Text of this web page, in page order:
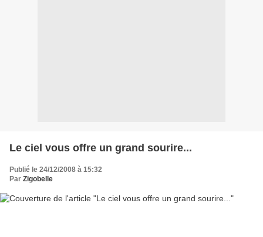
Le ciel vous offre un grand sourire...
Publié le 24/12/2008 à 15:32
Par Zigobelle